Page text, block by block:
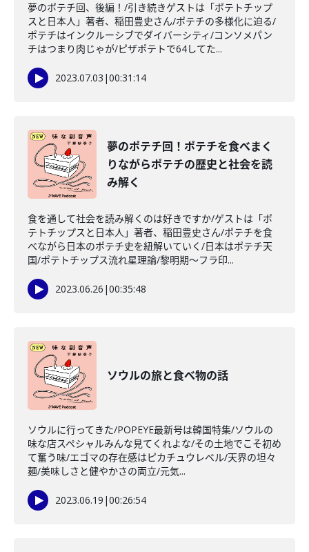
夢のポテチ回、後編！/引き続きゲストは「ポテトチップ
スと日本人」著者、稲田豊史さん/ポテチの多様化に迫る/
ポテチはインクルーシブでダイバーシティ/コンソメパン
チはつまり肉じゃが/ピザポテトで64してた...
2023.07.03 |00:31:14
夢のポテチ回！ポテチを食べまく
りながらポテチの歴史と社会を読
み解く
食を通して社会を読み解くのは好きですか/ゲストは「ポ
テトチップスと日本人」著者、稲田豊史さん/ポテチを食
べながら日本のポテチ史を紐解いていく/日本はポテチ天
国/ポテトチップス流れ星理論/黎明期～フラ印...
2023.06.26 |00:35:48
ソウルの旅と食べ物の話
ソウルに行ってきた/POPEYE最新号は韓国特集/ソウルの
味な店スペシャルみんな見てくれよな/その土地でこそ初め
て奮う味/エゴマの存在感はピカチュウレベル/天界の坦々
麺/美味しさと健やかさの両立/元気...
2023.06.19 |00:26:54